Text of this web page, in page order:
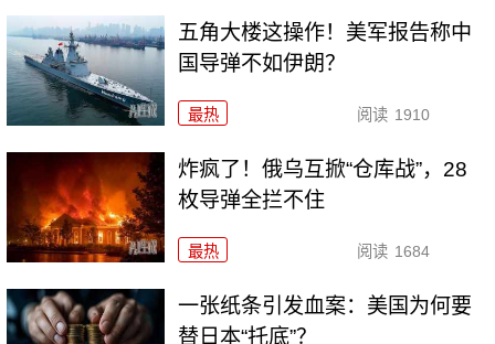
五角大楼这操作！美军报告称中
国导弹不如伊朗？
最热 阅读 1910
炸疯了！俄乌互掀“仓库战”，28
枚导弹全拦不住
最热 阅读 1684
一张纸条引发血案：美国为何要
替日本“托底”？